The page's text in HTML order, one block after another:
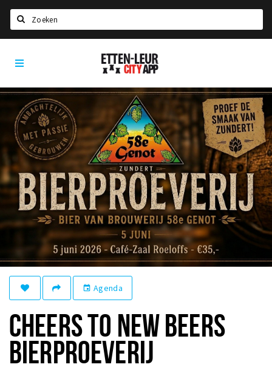
Home
Agenda
Deals
Party pics
Nieuws, interviews & blogs
Eten
Drinken
Slapen
Recreatief
Winkels
Winkelgebieden
Bezienswaardigheden
Musea, theaters & podia
Etten-
Leur
App
event Agenda
CHEERS TO NEW BEERS
BIERPROEVERIJ